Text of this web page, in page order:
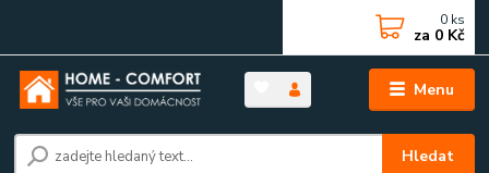
Menu
Hledat
0 ks
za 0 Kč